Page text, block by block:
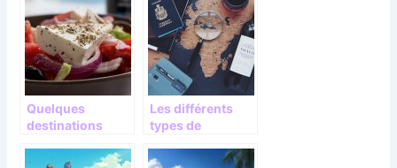
vacances ?
Quelques
destinations
à découvrir
Les différents
types de
touristiques